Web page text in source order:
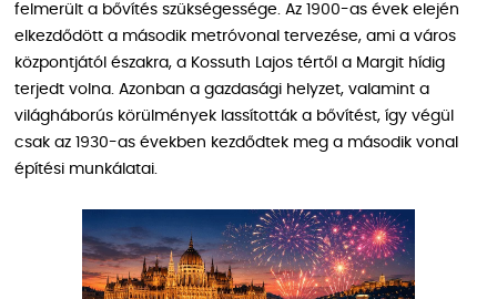
felmerült a bővítés szükségessége. Az 1900-as évek elején
elkezdődött a második metróvonal tervezése, ami a város
központjától északra, a Kossuth Lajos tértől a Margit hídig
terjedt volna. Azonban a gazdasági helyzet, valamint a
világháborús körülmények lassították a bővítést, így végül
csak az 1930-as években kezdődtek meg a második vonal
építési munkálatai.